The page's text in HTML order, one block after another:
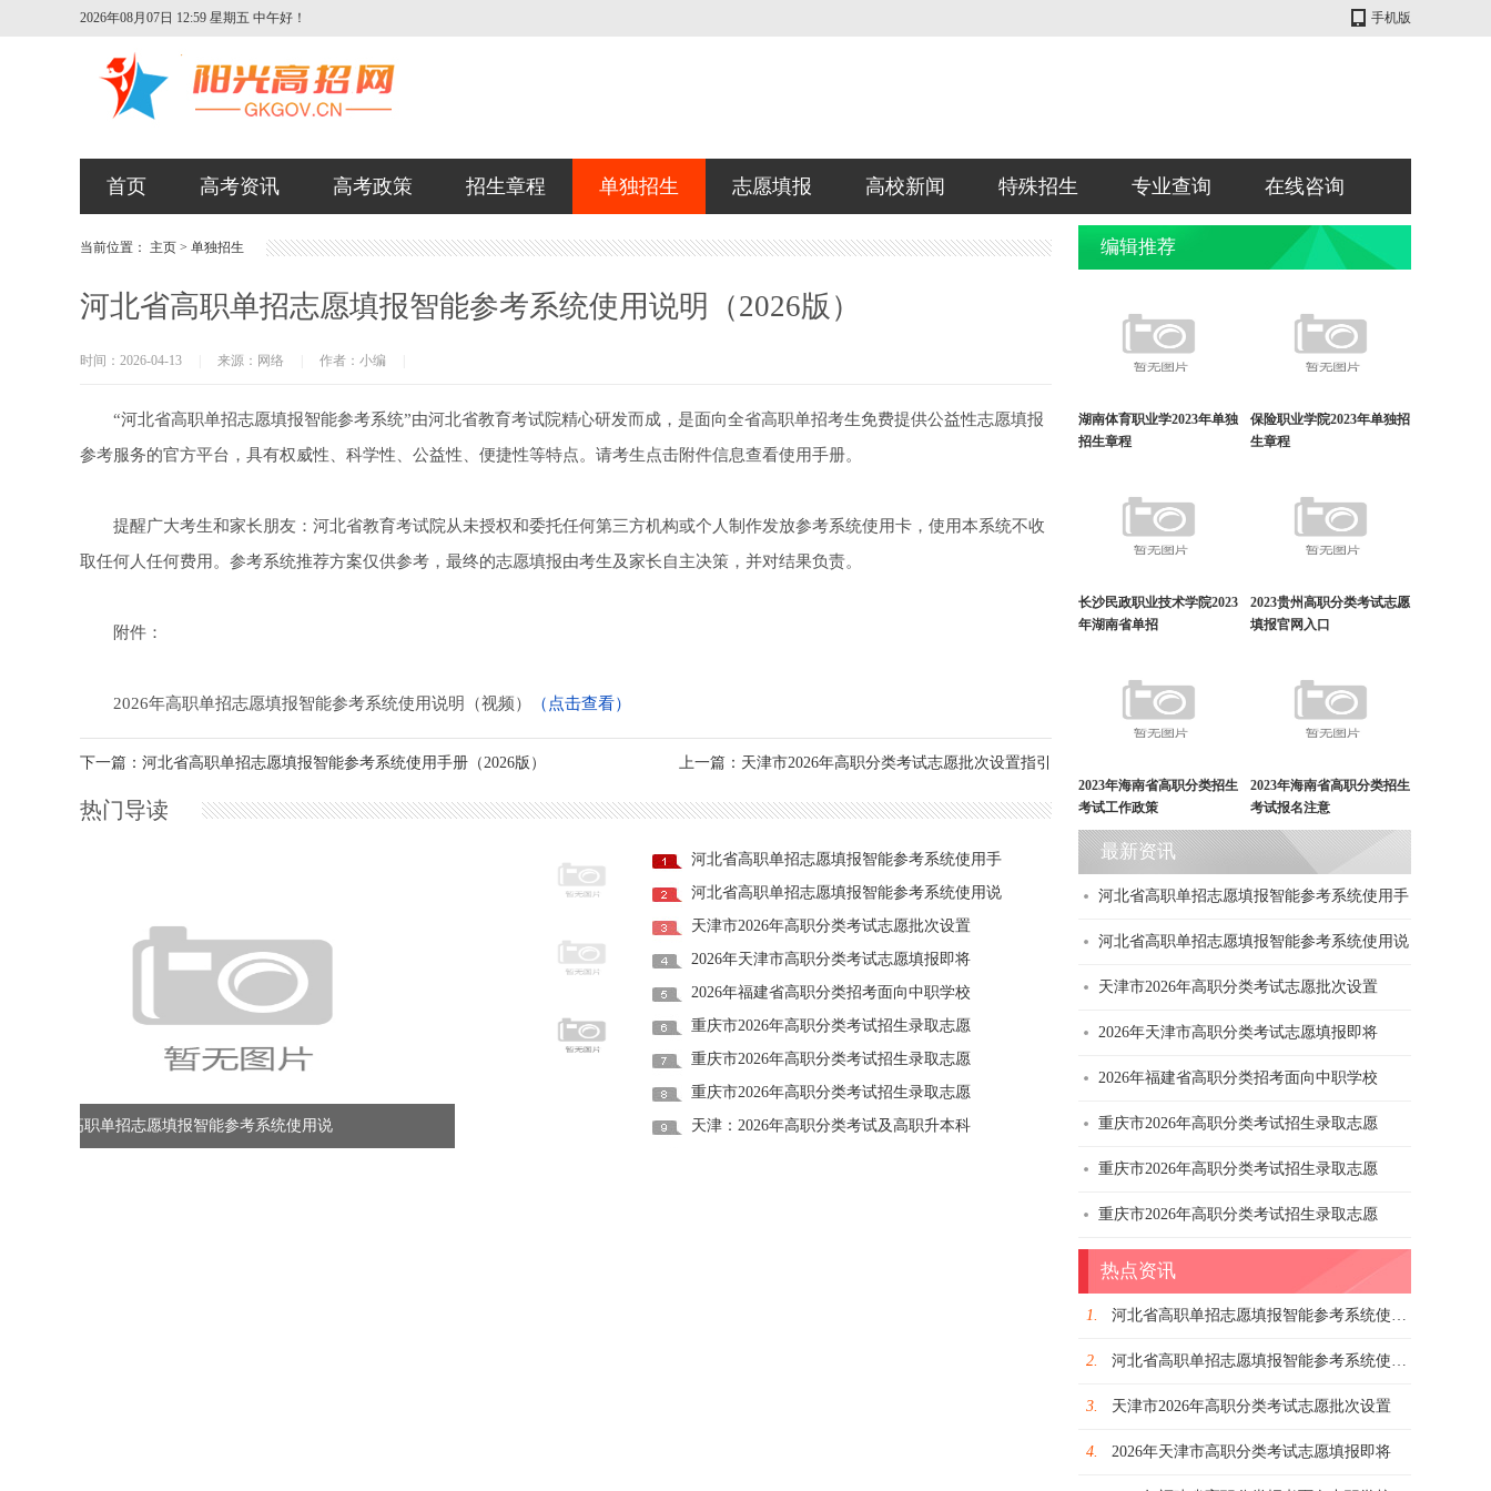
手机版
2026年08月07日 12:59 星期五 中午好！
首页 高考资讯 高考政策 招生章程 单独招生 志愿填报 高校新闻 特殊招生 专业查询 在线咨询
当前位置： 主页 > 单独招生
河北省高职单招志愿填报智能参考系统使用说明（2026版）
时间：2026-04-13 来源：网络 作者：小编
“河北省高职单招志愿填报智能参考系统”由河北省教育考试院精心研发而成，是面向全省高职单招考生免费提供公益性志愿填报
参考服务的官方平台，具有权威性、科学性、公益性、便捷性等特点。请考生点击附件信息查看使用手册。
提醒广大考生和家长朋友：河北省教育考试院从未授权和委托任何第三方机构或个人制作发放参考系统使用卡，使用本系统不收
取任何人任何费用。参考系统推荐方案仅供参考，最终的志愿填报由考生及家长自主决策，并对结果负责。
附件：
2026年高职单招志愿填报智能参考系统使用说明（视频） （点击查看）
上一篇：天津市2026年高职分类考试志愿批次设置指引
下一篇：河北省高职单招志愿填报智能参考系统使用手册（2026版）
热门导读
2026年福建省高职分类招考面向中职学校
河北省高职单招志愿填报智能参考系统使用手
河北省高职单招志愿填报智能参考系统使用说
天津市2026年高职分类考试志愿批次设置
2026年天津市高职分类考试志愿填报即将
2026年福建省高职分类招考面向中职学校
重庆市2026年高职分类考试招生录取志愿
重庆市2026年高职分类考试招生录取志愿
重庆市2026年高职分类考试招生录取志愿
天津：2026年高职分类考试及高职升本科
编辑推荐
湖南体育职业学2023年单独
招生章程
保险职业学院2023年单独招
生章程
长沙民政职业技术学院2023
年湖南省单招
2023贵州高职分类考试志愿
填报官网入口
2023年海南省高职分类招生
考试工作政策
2023年海南省高职分类招生
考试报名注意
最新资讯
河北省高职单招志愿填报智能参考系统使用手
河北省高职单招志愿填报智能参考系统使用说
天津市2026年高职分类考试志愿批次设置
2026年天津市高职分类考试志愿填报即将
2026年福建省高职分类招考面向中职学校
重庆市2026年高职分类考试招生录取志愿
重庆市2026年高职分类考试招生录取志愿
重庆市2026年高职分类考试招生录取志愿
热点资讯
1. 河北省高职单招志愿填报智能参考系统使用手
2. 河北省高职单招志愿填报智能参考系统使用说
3. 天津市2026年高职分类考试志愿批次设置
4. 2026年天津市高职分类考试志愿填报即将